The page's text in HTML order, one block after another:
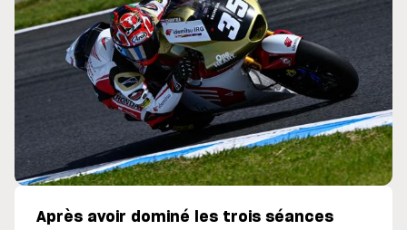
Après avoir dominé les trois séances